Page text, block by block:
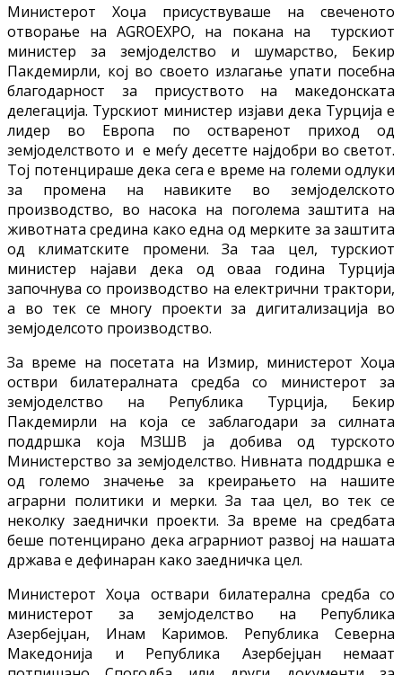
Министерот Хоџа присуствуваше на свеченото
отворање на AGROEXPO, на покана на турскиот
министер за земјоделство и шумарство, Бекир
Пакдемирли, кој во своето излагање упати посебна
благодарност за присуството на македонската
делегација. Турскиот министер изјави дека Турција е
лидер во Европа по остваренот приход од
земјоделството и е меѓу десетте најдобри во светот.
Тој потенцираше дека сега е време на големи одлуки
за промена на навиките во земјоделското
производство, во насока на поголема заштита на
животната средина како една од мерките за заштита
од климатските промени. За таа цел, турскиот
министер најави дека од оваа година Турција
започнува со производство на електрични трактори,
а во тек се многу проекти за дигитализација во
земјоделсото производство.
За време на посетата на Измир, министерот Хоџа
остври билатералната средба со министерот за
земјоделство на Република Турција, Бекир
Пакдемирли на која се заблагодари за силната
поддршка која МЗШВ ја добива од турското
Министерство за земјоделство. Нивната поддршка е
од големо значење за креирањето на нашите
аграрни политики и мерки. За таа цел, во тек се
неколку заеднички проекти. За време на средбата
беше потенцирано дека аграрниот развој на нашата
држава е дефинаран како заедничка цел.
Министерот Хоџа оствари билатерална средба со
министерот за земјоделство на Република
Азербејџан, Инам Каримов. Република Северна
Македонија и Република Азербејџан немаат